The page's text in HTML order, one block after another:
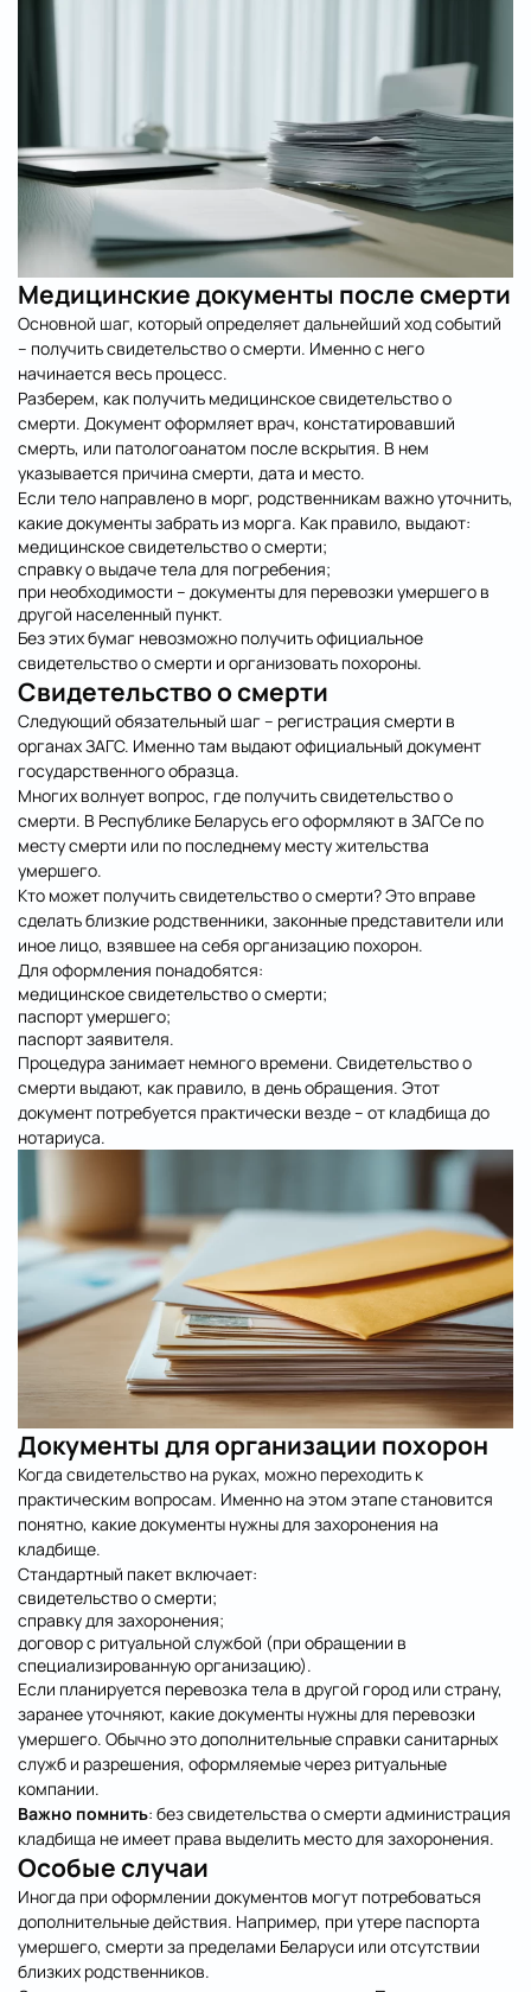
Медицинские документы после смерти
Основной шаг, который определяет дальнейший ход событий
– получить свидетельство о смерти. Именно с него
начинается весь процесс.
Разберем, как получить медицинское свидетельство о
смерти. Документ оформляет врач, констатировавший
смерть, или патологоанатом после вскрытия. В нем
указывается причина смерти, дата и место.
Если тело направлено в морг, родственникам важно уточнить,
какие документы забрать из морга. Как правило, выдают:
медицинское свидетельство о смерти;
справку о выдаче тела для погребения;
при необходимости – документы для перевозки умершего в
другой населенный пункт.
Без этих бумаг невозможно получить официальное
свидетельство о смерти и организовать похороны.
Свидетельство о смерти
Следующий обязательный шаг – регистрация смерти в
органах ЗАГС. Именно там выдают официальный документ
государственного образца.
Многих волнует вопрос, где получить свидетельство о
смерти. В Республике Беларусь его оформляют в ЗАГСе по
месту смерти или по последнему месту жительства
умершего.
Кто может получить свидетельство о смерти? Это вправе
сделать близкие родственники, законные представители или
иное лицо, взявшее на себя организацию похорон.
Для оформления понадобятся:
медицинское свидетельство о смерти;
паспорт умершего;
паспорт заявителя.
Процедура занимает немного времени. Свидетельство о
смерти выдают, как правило, в день обращения. Этот
документ потребуется практически везде – от кладбища до
нотариуса.
Документы для организации похорон
Когда свидетельство на руках, можно переходить к
практическим вопросам. Именно на этом этапе становится
понятно, какие документы нужны для захоронения на
кладбище.
Стандартный пакет включает:
свидетельство о смерти;
справку для захоронения;
договор с ритуальной службой (при обращении в
специализированную организацию).
Если планируется перевозка тела в другой город или страну,
заранее уточняют, какие документы нужны для перевозки
умершего. Обычно это дополнительные справки санитарных
служб и разрешения, оформляемые через ритуальные
компании.
Важно помнить: без свидетельства о смерти администрация
кладбища не имеет права выделить место для захоронения.
Особые случаи
Иногда при оформлении документов могут потребоваться
дополнительные действия. Например, при утере паспорта
умершего, смерти за пределами Беларуси или отсутствии
близких родственников.